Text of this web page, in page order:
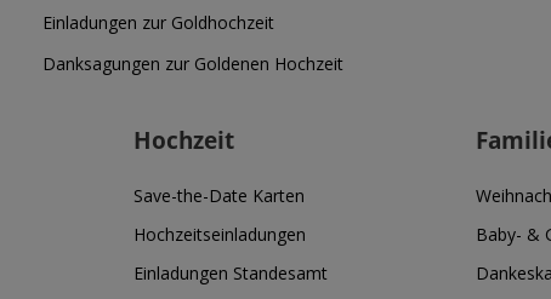
Einladungen zur Goldhochzeit
Danksagungen zur Goldenen Hochzeit
Hochzeit
Save-the-Date Karten
Hochzeitseinladungen
Einladungen Standesamt
Baby- &